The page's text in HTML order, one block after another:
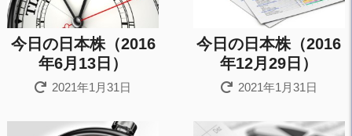
今日の日本株（2016
年6月13日）
2021年1月31日
今日の日本株（2016
年12月29日）
2021年1月31日